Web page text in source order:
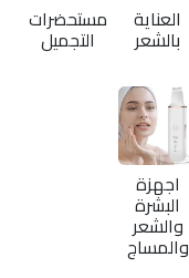
العناية
بالشعر
مستحضرات
التجميل
اجهزة
البشرة
والشعر
والمساج